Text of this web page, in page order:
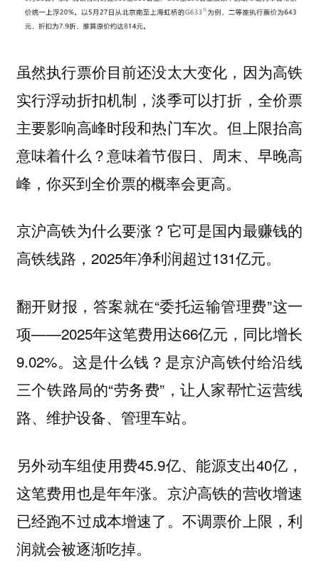
虽然执行票价目前还没太大变化，因为高铁
实行浮动折扣机制，淡季可以打折，全价票
主要影响高峰时段和热门车次。但上限抬高
意味着什么？意味着节假日、周末、早晚高
峰，你买到全价票的概率会更高。
京沪高铁为什么要涨？它可是国内最赚钱的
高铁线路，2025年净利润超过131亿元。
翻开财报，答案就在“委托运输管理费”这一
项——2025年这笔费用达66亿元，同比增长
9.02%。这是什么钱？是京沪高铁付给沿线
三个铁路局的“劳务费”，让人家帮忙运营线
路、维护设备、管理车站。
另外动车组使用费45.9亿、能源支出40亿，
这笔费用也是年年涨。京沪高铁的营收增速
已经跑不过成本增速了。不调票价上限，利
润就会被逐渐吃掉。